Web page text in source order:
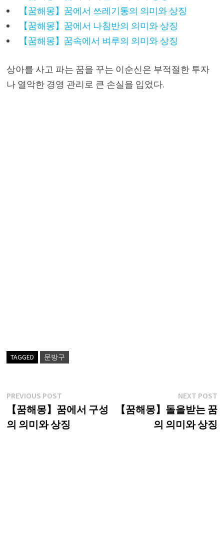
【꿈해몽】꿈에서 쓰레기통의 의미와 상징
【꿈해몽】꿈에서 나침반의 의미와 상징
【꿈해몽】꿈속에서 벼루의 의미와 상징
상아를 사고 파는 꿈을 꾸는 이순신은 부적절한 투자
나 열악한 경영 관리로 큰 손실을 입었다.
TAGGED 문방구
글
탐
색
PREVIOUS POSTPrevious
post:
【꿈해몽】꿈에서 구성
의 의미와 상징
NEXT POST
【꿈해몽】돌을받는 꿈
의 의미와 상징